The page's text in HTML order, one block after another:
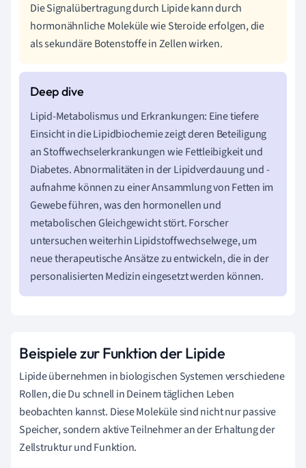
Die Signalübertragung durch Lipide kann durch
hormonähnliche Moleküle wie Steroide erfolgen, die
als sekundäre Botenstoffe in Zellen wirken.
Lipid-Metabolismus und Erkrankungen: Eine tiefere
Einsicht in die Lipidbiochemie zeigt deren Beteiligung
an Stoffwechselerkrankungen wie Fettleibigkeit und
Diabetes. Abnormalitäten in der Lipidverdauung und -
aufnahme können zu einer Ansammlung von Fetten im
Gewebe führen, was den hormonellen und
metabolischen Gleichgewicht stört. Forscher
untersuchen weiterhin Lipidstoffwechselwege, um
neue therapeutische Ansätze zu entwickeln, die in der
personalisierten Medizin eingesetzt werden können.
Beispiele zur Funktion der Lipide
Lipide übernehmen in biologischen Systemen verschiedene
Rollen, die Du schnell in Deinem täglichen Leben
beobachten kannst. Diese Moleküle sind nicht nur passive
Speicher, sondern aktive Teilnehmer an der Erhaltung der
Zellstruktur und Funktion.